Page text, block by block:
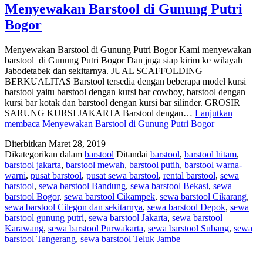
Menyewakan Barstool di Gunung Putri
Bogor
Menyewakan Barstool di Gunung Putri Bogor Kami menyewakan
barstool di Gunung Putri Bogor Dan juga siap kirim ke wilayah
Jabodetabek dan sekitarnya. JUAL SCAFFOLDING
BERKUALITAS Barstool tersedia dengan beberapa model kursi
barstool yaitu barstool dengan kursi bar cowboy, barstool dengan
kursi bar kotak dan barstool dengan kursi bar silinder. GROSIR
SARUNG KURSI JAKARTA Barstool dengan… Lanjutkan
membaca Menyewakan Barstool di Gunung Putri Bogor
Diterbitkan Maret 28, 2019
Dikategorikan dalam barstool Ditandai barstool, barstool hitam,
barstool jakarta, barstool mewah, barstool putih, barstool warna-
warni, pusat barstool, pusat sewa barstool, rental barstool, sewa
barstool, sewa barstool Bandung, sewa barstool Bekasi, sewa
barstool Bogor, sewa barstool Cikampek, sewa barstool Cikarang,
sewa barstool Cilegon dan sekitarnya, sewa barstool Depok, sewa
barstool gunung putri, sewa barstool Jakarta, sewa barstool
Karawang, sewa barstool Purwakarta, sewa barstool Subang, sewa
barstool Tangerang, sewa barstool Teluk Jambe